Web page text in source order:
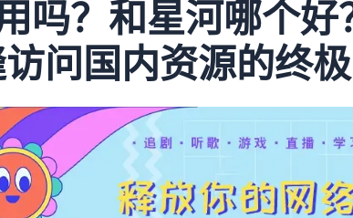
吗？和星河哪个
问国内资源的终